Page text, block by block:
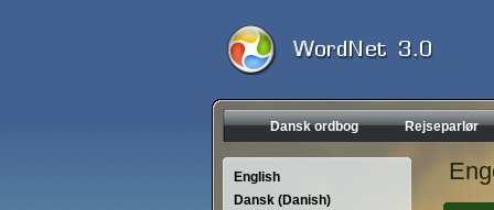
Dansk ordbog Rejseparlør
English
Dansk (Danish)